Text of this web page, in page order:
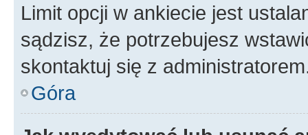
Limit opcji w ankiecie jest
sądzisz, że potrzebujesz
skontaktuj się z
Góra